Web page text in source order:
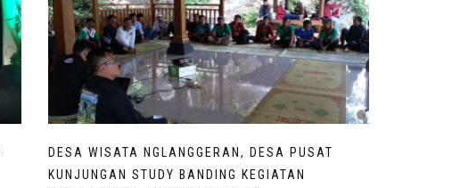
DESA WISATA NGLANGGERAN, DESA PUSAT
KUNJUNGAN STUDY BANDING KEGIATAN